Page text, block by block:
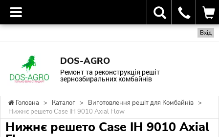
Вхід
DOS-AGRO
Ремонт та реконструкція решіт
зернозбиральних комбайнів
Головна > Каталог > Виготовлення решіт для Комбайнів >
Нижнє решето Case IH 9010 Axial Flow
Нижнє решето Case IH 9010 Axial